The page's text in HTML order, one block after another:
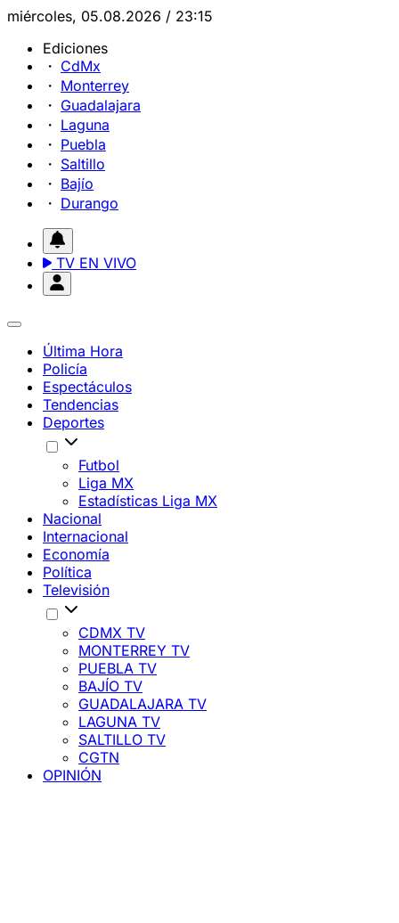
miércoles, 05.08.2026 / 23:15
Ediciones
CdMx
Monterrey
Guadalajara
Laguna
Puebla
Saltillo
Bajío
Durango
TV EN VIVO
Última Hora
Policía
Espectáculos
Tendencias
Deportes
Futbol
Liga MX
Estadísticas Liga MX
Nacional
Internacional
Economía
Política
Televisión
CDMX TV
MONTERREY TV
PUEBLA TV
BAJÍO TV
GUADALAJARA TV
LAGUNA TV
SALTILLO TV
CGTN
OPINIÓN